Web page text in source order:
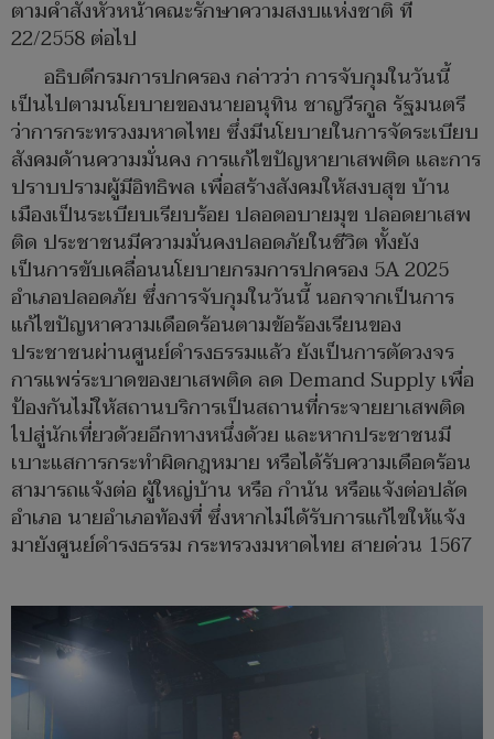
ตามคำสั่งหัวหน้าคณะรักษาความสงบแห่งชาติ ที่
22/2558 ต่อไป
อธิบดีกรมการปกครอง กล่าวว่า การจับกุมในวันนี้
เป็นไปตามนโยบายของนายอนุทิน ชาญวีรกูล รัฐมนตรี
ว่าการกระทรวงมหาดไทย ซึ่งมีนโยบายในการจัดระเบียบ
สังคมด้านความมั่นคง การแก้ไขปัญหายาเสพติด และการ
ปราบปรามผู้มีอิทธิพล เพื่อสร้างสังคมให้สงบสุข บ้าน
เมืองเป็นระเบียบเรียบร้อย ปลอดอบายมุข ปลอดยาเสพ
ติด ประชาชนมีความมั่นคงปลอดภัยในชีวิต ทั้งยัง
เป็นการขับเคลื่อนนโยบายกรมการปกครอง 5A 2025
อำเภอปลอดภัย ซึ่งการจับกุมในวันนี้ นอกจากเป็นการ
แก้ไขปัญหาความเดือดร้อนตามข้อร้องเรียนของ
ประชาชนผ่านศูนย์ดำรงธรรมแล้ว ยังเป็นการตัดวงจร
การแพร่ระบาดของยาเสพติด ลด Demand Supply เพื่อ
ป้องกันไม่ให้สถานบริการเป็นสถานที่กระจายยาเสพติด
ไปสู่นักเที่ยวด้วยอีกทางหนึ่งด้วย และหากประชาชนมี
เบาะแสการกระทำผิดกฎหมาย หรือได้รับความเดือดร้อน
สามารถแจ้งต่อ ผู้ใหญ่บ้าน หรือ กำนัน หรือแจ้งต่อปลัด
อำเภอ นายอำเภอท้องที่ ซึ่งหากไม่ได้รับการแก้ไขให้แจ้ง
มายังศูนย์ดำรงธรรม กระทรวงมหาดไทย สายด่วน 1567